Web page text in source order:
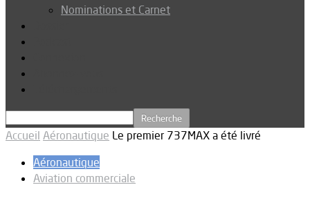
Nominations et Carnet
Accueil Aéronautique Le premier 737MAX a été livré
Aéronautique
Aviation commerciale